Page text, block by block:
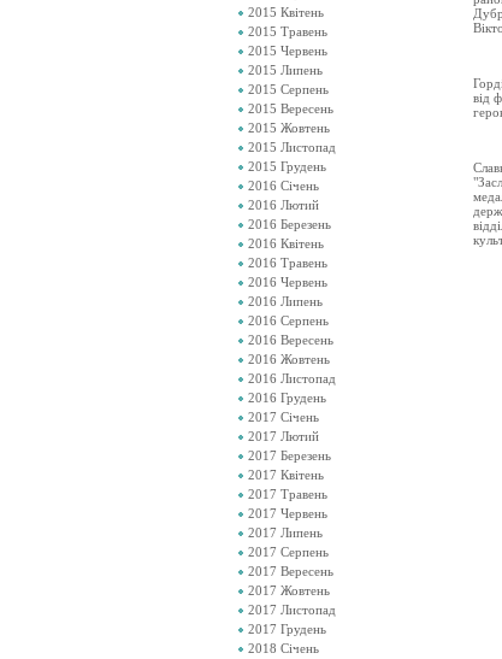
2015 Квітень
2015 Травень
2015 Червень
2015 Липень
2015 Серпень
2015 Вересень
2015 Жовтень
2015 Листопад
2015 Грудень
2016 Січень
2016 Лютий
2016 Березень
2016 Квітень
2016 Травень
2016 Червень
2016 Липень
2016 Серпень
2016 Вересень
2016 Жовтень
2016 Листопад
2016 Грудень
2017 Січень
2017 Лютий
2017 Березень
2017 Квітень
2017 Травень
2017 Червень
2017 Липень
2017 Серпень
2017 Вересень
2017 Жовтень
2017 Листопад
2017 Грудень
2018 Січень
від